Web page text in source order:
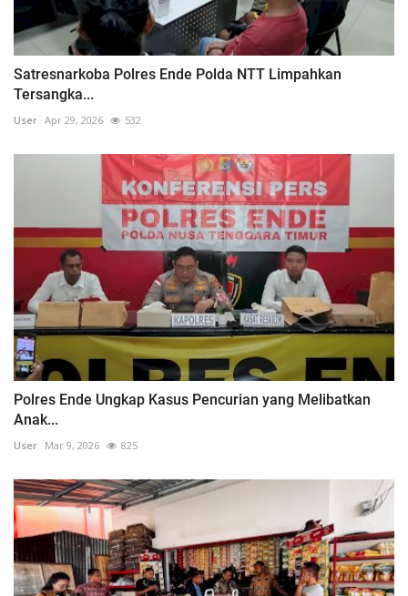
Satresnarkoba Polres Ende Polda NTT Limpahkan
Tersangka...
User Apr 29, 2026 532
Polres Ende Ungkap Kasus Pencurian yang Melibatkan
Anak...
User Mar 9, 2026 825